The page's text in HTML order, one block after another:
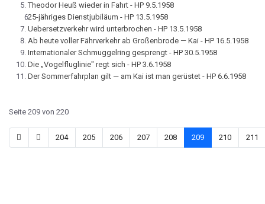
Theodor Heuß wieder in Fahrt - HP 9.5.1958
25-jähriges Dienstjubiläum - HP 13.5.1958
Uebersetzverkehr wird unterbrochen - HP 13.5.1958
Ab heute voller Fährverkehr ab Großenbrode — Kai - HP 16.5.1958
Internationaler Schmuggelring gesprengt - HP 30.5.1958
Die „Vogelfluglinie" regt sich - HP 3.6.1958
Der Sommerfahrplan gilt — am Kai ist man gerüstet - HP 6.6.1958
Seite 209 von 220
204 205 206 207 208 209 210 211